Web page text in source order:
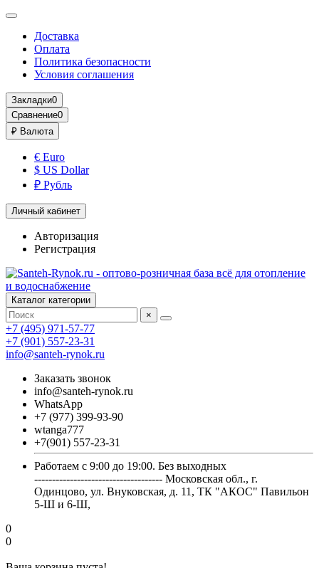
Доставка
Оплата
Политика безопасности
Условия соглашения
Закладки0
Сравнение0
₽ Валюта
€ Euro
$ US Dollar
₽ Рубль
Личный кабинет
Авторизация
Регистрация
Каталог категории
×
+7 (495) 971-57-77
+7 (901) 557-23-31
info@santeh-rynok.ru
Заказать звонок
info@santeh-rynok.ru
WhatsApp
+7 (977) 399-93-90
wtanga777
+7(901) 557-23-31
Работаем с 9:00 до 19:00. Без выходных
------------------------------------ Московская обл., г.
Одинцово, ул. Внуковская, д. 11, ТК "АКОС" Павильон
5-Ш и 6-Ш,
0
0